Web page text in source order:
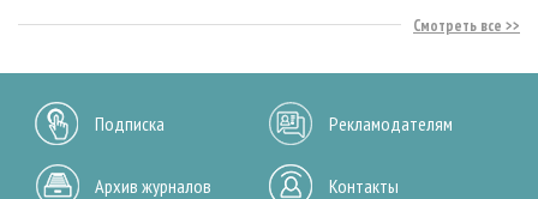
Смотреть все
Подписка Рекламодателям
Архив журналов Контакты